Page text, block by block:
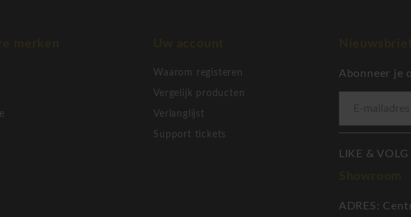
Waarom registeren
Vergelijk producten
Verlanglijst
Support tickets
Abonneer je
LIKE &
ADRES: